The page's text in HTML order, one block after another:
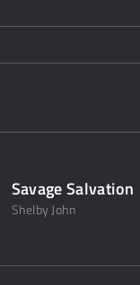
Savage Salvation
Shelby John